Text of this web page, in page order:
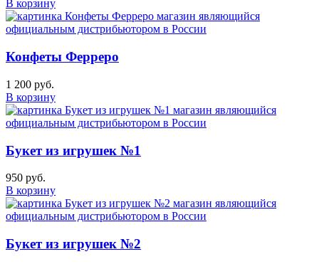
В корзину
Конфеты Ферреро
1 200 руб.
В корзину
Букет из игрушек №1
950 руб.
В корзину
Букет из игрушек №2